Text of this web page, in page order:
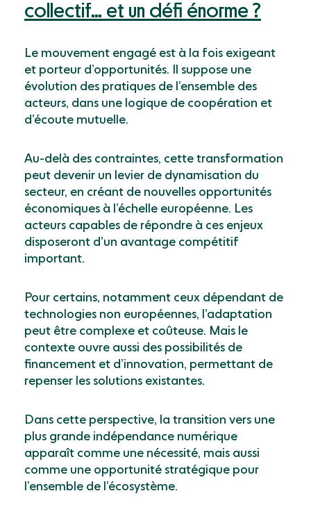
collectif… et un défi énorme ?
Le mouvement engagé est à la fois exigeant
et porteur d’opportunités. Il suppose une
évolution des pratiques de l’ensemble des
acteurs, dans une logique de coopération et
d’écoute mutuelle.
Au-delà des contraintes, cette transformation
peut devenir un levier de dynamisation du
secteur, en créant de nouvelles opportunités
économiques à l’échelle européenne. Les
acteurs capables de répondre à ces enjeux
disposeront d’un avantage compétitif
important.
Pour certains, notamment ceux dépendant de
technologies non européennes, l’adaptation
peut être complexe et coûteuse. Mais le
contexte ouvre aussi des possibilités de
financement et d’innovation, permettant de
repenser les solutions existantes.
Dans cette perspective, la transition vers une
plus grande indépendance numérique
apparaît comme une nécessité, mais aussi
comme une opportunité stratégique pour
l’ensemble de l’écosystème.